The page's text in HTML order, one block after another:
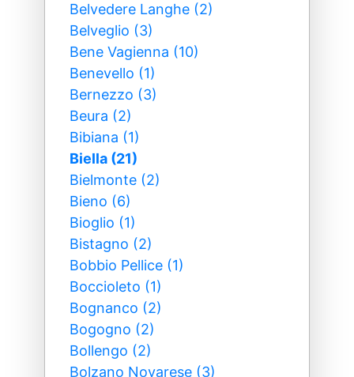
Belvedere Langhe (2)
Belveglio (3)
Bene Vagienna (10)
Benevello (1)
Bernezzo (3)
Beura (2)
Bibiana (1)
Biella (21)
Bielmonte (2)
Bieno (6)
Bioglio (1)
Bistagno (2)
Bobbio Pellice (1)
Boccioleto (1)
Bognanco (2)
Bogogno (2)
Bollengo (2)
Bolzano Novarese (3)